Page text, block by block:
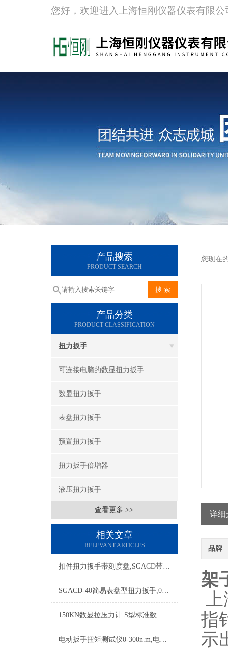
您好，欢迎进入上海恒刚仪器仪表有限公
产品搜索
PRODUCT SEARCH
产品分类
PRODUCT CLASSIFICATION
扭力扳手
可连接电脑的数显扭力扳手
数显扭力扳手
表盘扭力扳手
预置扭力扳手
扭力扳手倍增器
液压扭力扳手
查看更多 >>
相关文章
RELEVANT ARTICLES
扣件扭力扳手带刻度盘,SGACD带表盘扭力扳手,带表的扭力扳手
SGACD-40简易表盘型扭力扳手,0-40N.m表盘扭力扳手测扭力
150KN数显拉压力计 S型标准数字拉压力计 0.5级电子测力计
电动扳手扭矩测试仪0-300n.m,电动扭矩扳手测试仪价格
您现在
详细
品牌
架
上
指
示